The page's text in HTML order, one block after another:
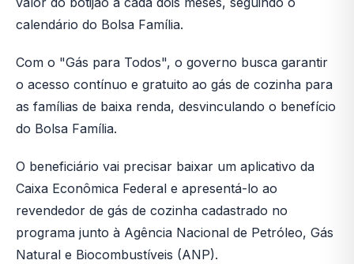
calendário do Bolsa Família.
Com o "Gás para Todos", o governo busca garantir
o acesso contínuo e gratuito ao gás de cozinha para
as famílias de baixa renda, desvinculando o benefício
do Bolsa Família.
O beneficiário vai precisar baixar um aplicativo da
Caixa Econômica Federal e apresentá-lo ao
revendedor de gás de cozinha cadastrado no
programa junto à Agência Nacional de Petróleo, Gás
Natural e Biocombustíveis (ANP).